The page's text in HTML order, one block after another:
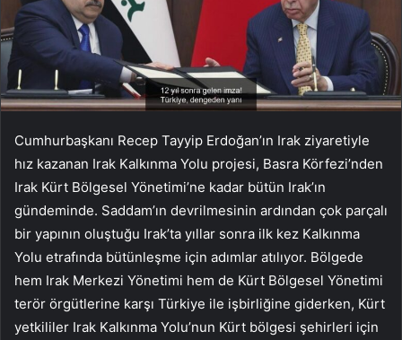
Cumhurbaşkanı Recep Tayyip Erdoğan’ın Irak ziyaretiyle
hız kazanan Irak Kalkınma Yolu projesi, Basra Körfezi’nden
Irak Kürt Bölgesel Yönetimi’ne kadar bütün Irak’ın
gündeminde. Saddam’ın devrilmesinin ardından çok parçalı
bir yapının oluştuğu Irak’ta yıllar sonra ilk kez Kalkınma
Yolu etrafında bütünleşme için adımlar atılıyor. Bölgede
hem Irak Merkezi Yönetimi hem de Kürt Bölgesel Yönetimi
terör örgütlerine karşı Türkiye ile işbirliğine giderken, Kürt
yetkililer Irak Kalkınma Yolu’nun Kürt bölgesi şehirleri için